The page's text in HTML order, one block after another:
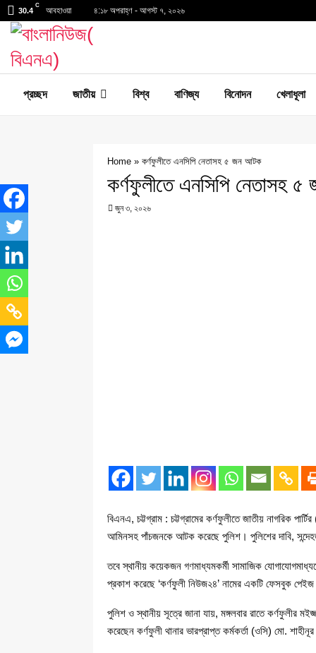
30.4
C
আবহাওয়া ৪:১৮ অপরাহ্ণ - আগস্ট ৭, ২০২৬
প্রচ্ছদ জাতীয় বিশ্ব বাণিজ্য বিনোদন খেলাধূলা
Home » কর্ণফুলীতে এনসিপি নেতাসহ ৫ জন আটক
কর্ণফুলীতে এনসিপি নেতাসহ
জুন ৩, ২০২৬
বিএনএ, চট্টগ্রাম : চট্টগ্রামের কর্ণফুলীতে জাতীয় নাগরিক
আমিনসহ পাঁচজনকে আটক করেছে পুলিশ। পুলিশের দাবি,
তবে স্থানীয় কয়েকজন গণমাধ্যমকর্মী সামাজিক
প্রকাশ করেছে ‘কর্ণফুলী নিউজ২৪’ নামের একটি ফেসবুক
পুলিশ ও স্থানীয় সূত্রে জানা যায়, মঙ্গলবার রাতে কর্ণফুলীর
করেছেন কর্ণফুলী থানার ভারপ্রাপ্ত কর্মকর্তা (ওসি) মো.